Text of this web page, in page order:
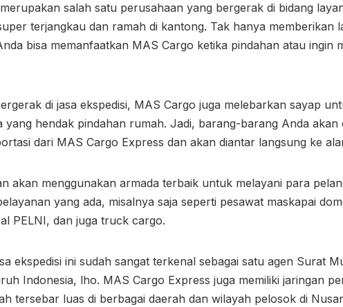
salah satu perusahaan yang bergerak di bidang
terjangkau dan ramah di kantong. Tak hanya memberikan
bisa memanfaatkan MAS Cargo ketika pindahan atau ingin
di jasa ekspedisi, MAS Cargo juga melebarkan sayap
yang hendak pindahan rumah. Jadi, barang-barang Anda akan
dari MAS Cargo Express dan akan diantar langsung ke
akan menggunakan armada terbaik untuk melayani para
yang ada, misalnya saja seperti pesawat maskapai
PELNI, dan juga truck cargo.
ekspedisi ini sudah sangat terkenal sebagai satu agen Surat
Indonesia, lho. MAS Cargo Express juga memiliki jaringan
tersebar luas di berbagai daerah dan wilayah pelosok di